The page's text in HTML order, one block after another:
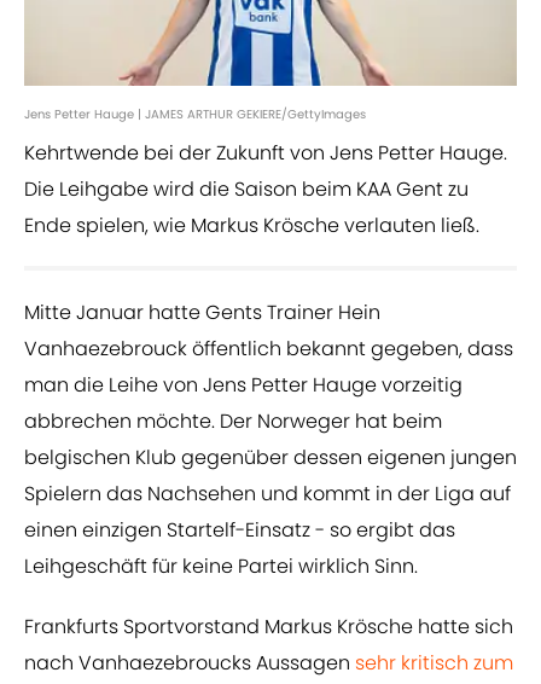
Jens Petter Hauge | JAMES ARTHUR GEKIERE/GettyImages
Kehrtwende bei der Zukunft von Jens Petter Hauge.
Die Leihgabe wird die Saison beim KAA Gent zu
Ende spielen, wie Markus Krösche verlauten ließ.
Mitte Januar hatte Gents Trainer Hein
Vanhaezebrouck öffentlich bekannt gegeben, dass
man die Leihe von Jens Petter Hauge vorzeitig
abbrechen möchte. Der Norweger hat beim
belgischen Klub gegenüber dessen eigenen jungen
Spielern das Nachsehen und kommt in der Liga auf
einen einzigen Startelf-Einsatz - so ergibt das
Leihgeschäft für keine Partei wirklich Sinn.
Frankfurts Sportvorstand Markus Krösche hatte sich
nach Vanhaezebroucks Aussagen sehr kritisch zum